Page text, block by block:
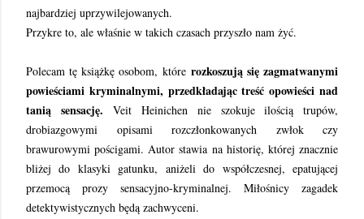
najbardziej uprzywilejowanych.
Przykre to, ale właśnie w takich czasach przyszło nam żyć.
Polecam tę książkę osobom, które rozkoszują się zagmatwanymi
powieściami kryminalnymi, przedkładając treść opowieści nad
tanią sensację. Veit Heinichen nie szokuje ilością trupów,
drobiazgowymi opisami rozczłonkowanych zwłok czy
brawurowymi pościgami. Autor stawia na historię, której znacznie
bliżej do klasyki gatunku, aniżeli do współczesnej, epatującej
przemocą prozy sensacyjno-kryminalnej. Miłośnicy zagadek
detektywistycznych będą zachwyceni.